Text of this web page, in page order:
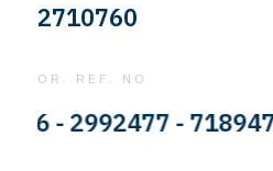
2710760
OR. REF. NO
- 2992477 - 7189475